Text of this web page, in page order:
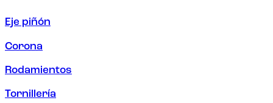
Eje piñón
Corona
Rodamientos
Tornillería